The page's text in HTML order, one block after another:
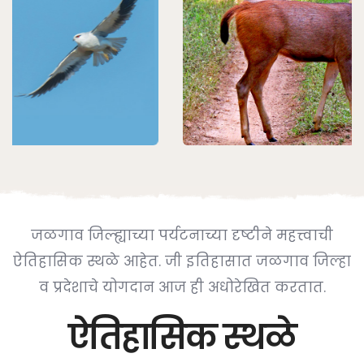
जळगाव जिल्ह्याच्या पर्यटनाच्या दृष्टीने महत्त्वाची
ऐतिहासिक स्थळे आहेत. जी इतिहासात जळगाव जिल्हा
व प्रदेशाचे योगदान आज ही अधोरेखित करतात.
ऐतिहासिक स्थळे